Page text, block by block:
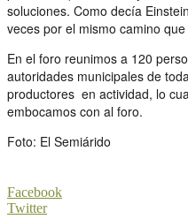
soluciones. Como decía
veces por el mismo camino
En el foro reunimos a 120
autoridades municipales de
productores en actividad, lo
embocamos con al foro.
Foto: El Semiárido
Facebook
Twitter